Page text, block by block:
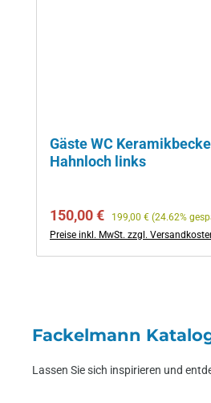
Gäste WC
Hahnloch links
Verkaufspreis:
150,00 € Regulärer Preis:
199,00 € (24.62%
Preise inkl. MwSt. zzgl.
Fackelmann
Lassen Sie sich inspirieren und